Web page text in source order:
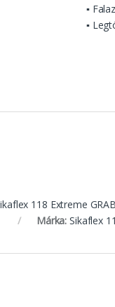
▪
▪
118 Extreme GRAB
Márka:Sikaflex